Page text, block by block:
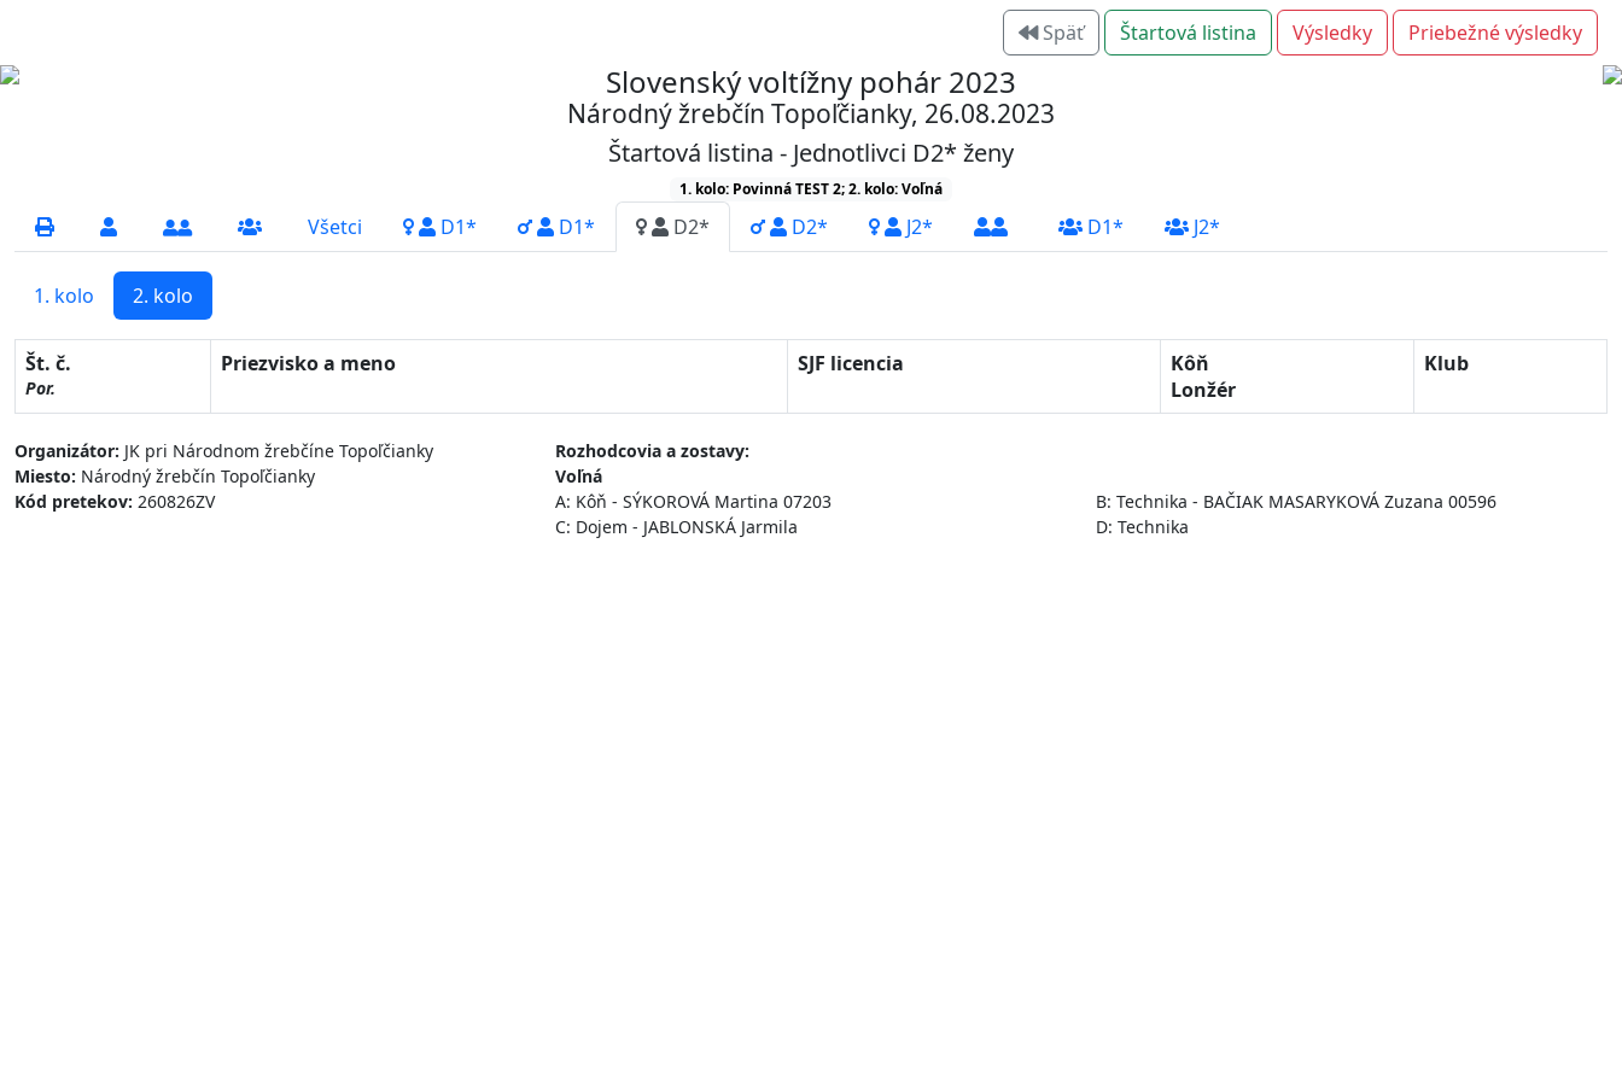
Späť Štartová listina Výsledky Priebežné výsledky
Slovenský voltížny pohár 2023
Národný žrebčín Topoľčianky, 26.08.2023
Štartová listina - Jednotlivci D2* ženy
1. kolo: Povinná TEST 2; 2. kolo: Voľná
Všetci D1* D1* D2* D2* J2* D1* J2*
1. kolo 2. kolo
Št. č.
Por.
Priezvisko a meno SJF licencia
Kôň
Lonžér
Klub
Organizátor: JK pri Národnom žrebčíne Topoľčianky
Miesto: Národný žrebčín Topoľčianky
Kód pretekov: 260826ZV
Rozhodcovia a zostavy:
Voľná
A: Kôň - SÝKOROVÁ Martina 07203
B: Technika - BAČIAK MASARYKOVÁ Zuzana 00596
C: Dojem - JABLONSKÁ Jarmila
D: Technika